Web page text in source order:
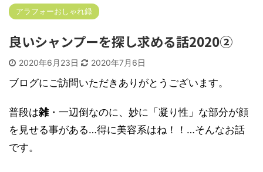
アラフォーおしゃれ録
良いシャンプーを探し求める話2020②
2020年6月23日 2020年7月6日
ブログにご訪問いただきありがとうございます。
普段は雑・一辺倒なのに、妙に「凝り性」な部分が顔
を見せる事がある…得に美容系はね！！…そんなお話
です。